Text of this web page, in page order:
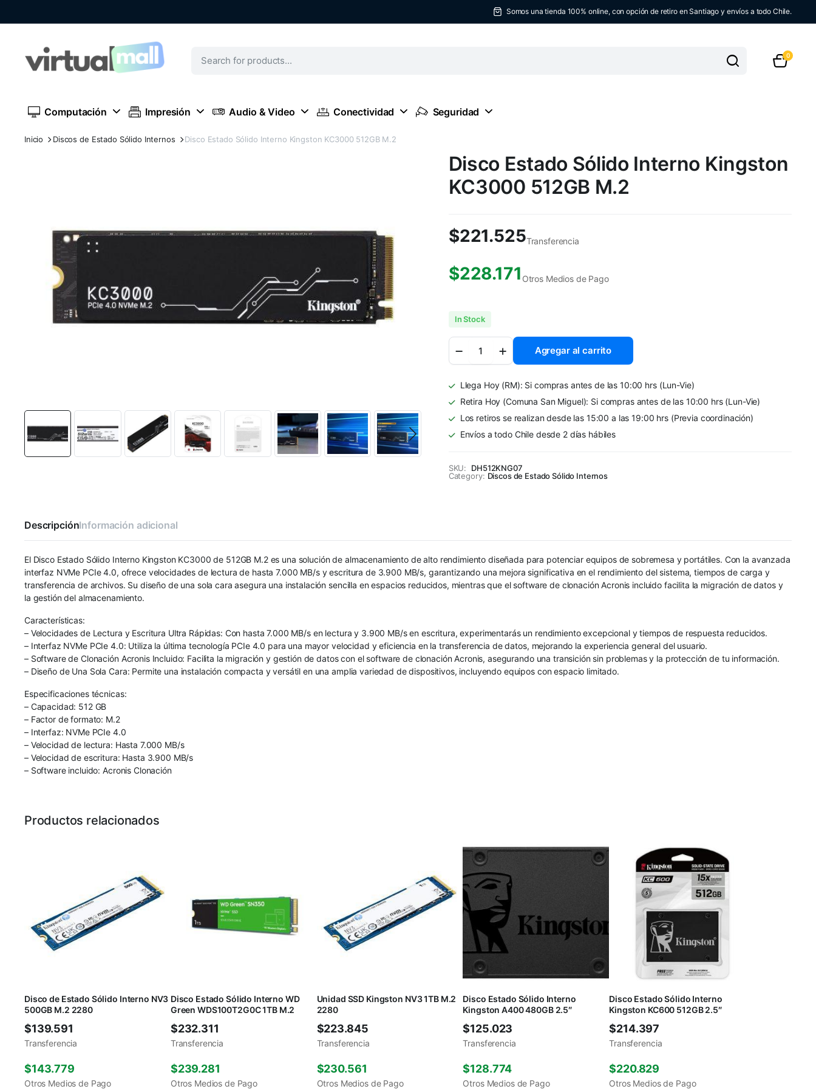
Somos una tienda 100% online, con opción de retiro en Santiago y envíos a todo Chile.
0
Computación Impresión Audio & Video Conectividad Seguridad
Inicio Discos de Estado Sólido Internos Disco Estado Sólido Interno Kingston KC3000 512GB M.2
Disco Estado Sólido Interno Kingston
KC3000 512GB M.2
$221.525Transferencia
$228.171 Otros Medios de Pago
In Stock
Estado
Sólido
Kingston
KC3000
M.2
quantity
Agregar al carrito
Llega Hoy (RM): Si compras antes de las 10:00 hrs (Lun-Vie)
Retira Hoy (Comuna San Miguel): Si compras antes de las 10:00 hrs (Lun-Vie)
Los retiros se realizan desde las 15:00 a las 19:00 hrs (Previa coordinación)
Envíos a todo Chile desde 2 días hábiles
SKU:
DH512KNG07
Category: Discos de Estado Sólido Internos
DescripciónInformación adicional
El Disco Estado Sólido Interno Kingston KC3000 de 512GB M.2 es una solución de almacenamiento de alto rendimiento diseñada para potenciar equipos de sobremesa y portátiles. Con la avanzada
interfaz NVMe PCIe 4.0, ofrece velocidades de lectura de hasta 7.000 MB/s y escritura de 3.900 MB/s, garantizando una mejora significativa en el rendimiento del sistema, tiempos de carga y
transferencia de archivos. Su diseño de una sola cara asegura una instalación sencilla en espacios reducidos, mientras que el software de clonación Acronis incluido facilita la migración de datos y
la gestión del almacenamiento.
Características:
– Velocidades de Lectura y Escritura Ultra Rápidas: Con hasta 7.000 MB/s en lectura y 3.900 MB/s en escritura, experimentarás un rendimiento excepcional y tiempos de respuesta reducidos.
– Interfaz NVMe PCIe 4.0: Utiliza la última tecnología PCIe 4.0 para una mayor velocidad y eficiencia en la transferencia de datos, mejorando la experiencia general del usuario.
– Software de Clonación Acronis Incluido: Facilita la migración y gestión de datos con el software de clonación Acronis, asegurando una transición sin problemas y la protección de tu información.
– Diseño de Una Sola Cara: Permite una instalación compacta y versátil en una amplia variedad de dispositivos, incluyendo equipos con espacio limitado.
Especificaciones técnicas:
– Capacidad: 512 GB
– Factor de formato: M.2
– Interfaz: NVMe PCIe 4.0
– Velocidad de lectura: Hasta 7.000 MB/s
– Velocidad de escritura: Hasta 3.900 MB/s
– Software incluido: Acronis Clonación
Productos relacionados
Disco de Estado Sólido Interno NV3
500GB M.2 2280
$139.591
Transferencia
$143.779
Otros Medios de Pago
Disco Estado Sólido Interno WD
Green WDS100T2G0C 1TB M.2
$232.311
Transferencia
$239.281
Otros Medios de Pago
Unidad SSD Kingston NV3 1TB M.2
2280
$223.845
Transferencia
$230.561
Otros Medios de Pago
Disco Estado Sólido Interno
Kingston A400 480GB 2.5″
$125.023
Transferencia
$128.774
Otros Medios de Pago
Disco Estado Sólido Interno
Kingston KC600 512GB 2.5″
$214.397
Transferencia
$220.829
Otros Medios de Pago